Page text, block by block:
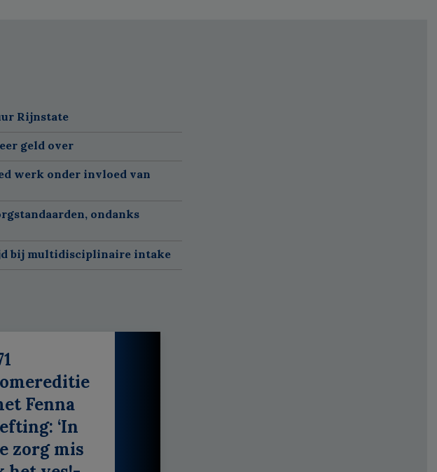
Rijnstate
geld over
werk onder invloed van
ondanks
bij multidisciplinaire intake
Fenna
‘In
zorg mis